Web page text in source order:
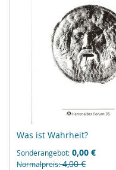
Was ist Wahrheit?
Sonderangebot 0,00 €
Normalpreis 4,00 €